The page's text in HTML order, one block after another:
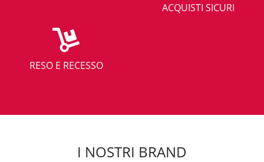
ACQUISTI SICURI
RESO E RECESSO
I NOSTRI BRAND